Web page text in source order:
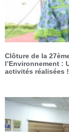
Clôture de la
l’Environnement :
activités réalisées !